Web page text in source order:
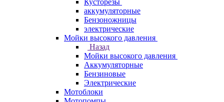
Кусторезы
аккумуляторные
Бензоножницы
электрические
Мойки высокого давления
Назад
Мойки высокого давления
Аккумуляторные
Бензиновые
Электрические
Мотоблоки